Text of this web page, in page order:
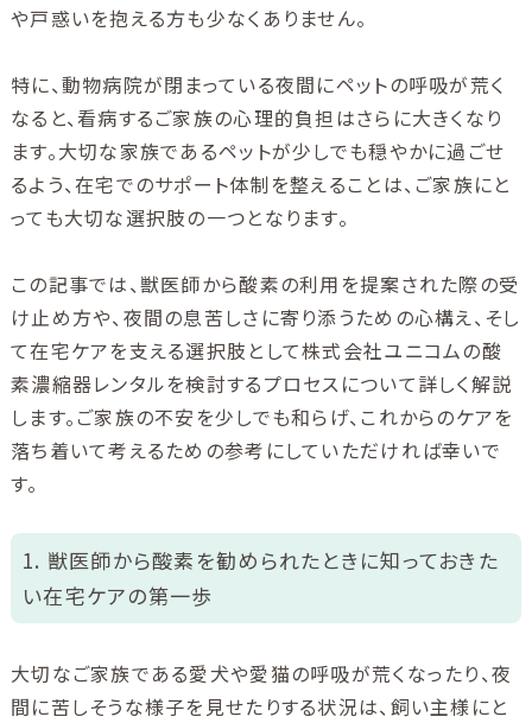
や戸惑いを抱える方も少なくありません。
特に、動物病院が閉まっている夜間にペットの呼吸が荒く
なると、看病するご家族の心理的負担はさらに大きくなり
ます。大切な家族であるペットが少しでも穏やかに過ごせ
るよう、在宅でのサポート体制を整えることは、ご家族にと
っても大切な選択肢の一つとなります。
この記事では、獣医師から酸素の利用を提案された際の受
け止め方や、夜間の息苦しさに寄り添うための心構え、そし
て在宅ケアを支える選択肢として株式会社ユニコムの酸
素濃縮器レンタルを検討するプロセスについて詳しく解説
します。ご家族の不安を少しでも和らげ、これからのケアを
落ち着いて考えるための参考にしていただければ幸いで
す。
1. 獣医師から酸素を勧められたときに知っておきた
い在宅ケアの第一歩
大切なご家族である愛犬や愛猫の呼吸が荒くなったり、夜
間に苦しそうな様子を見せたりする状況は、飼い主様にと